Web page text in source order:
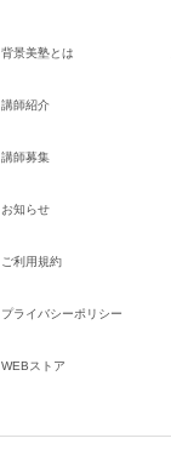
背景美塾とは
講師紹介
講師募集
お知らせ
ご利用規約
プライバシーポリシー
WEBストア